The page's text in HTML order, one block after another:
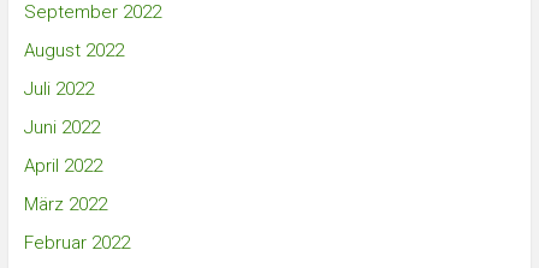
September 2022
August 2022
Juli 2022
Juni 2022
April 2022
März 2022
Februar 2022